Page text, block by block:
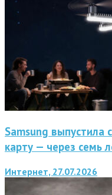
Samsung выпустила
карту — через семь
Интернет, 27.07.2026